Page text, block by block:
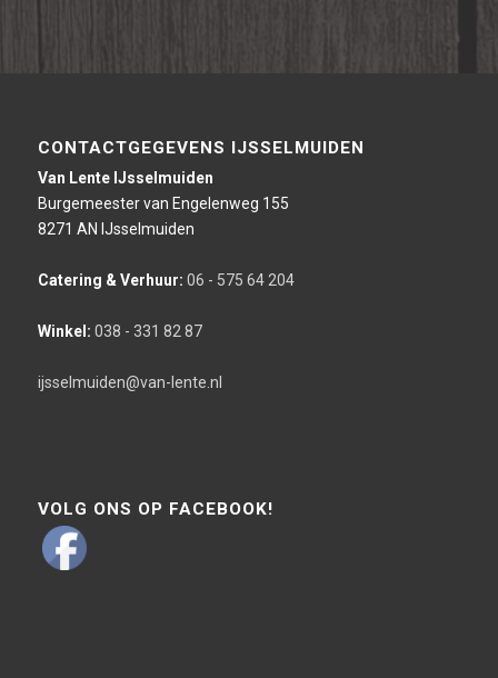
CONTACTGEGEVENS IJSSELMUIDEN
Van Lente IJsselmuiden
Burgemeester van Engelenweg 155
8271 AN IJsselmuiden
Catering & Verhuur: 06 - 575 64 204
Winkel: 038 - 331 82 87
ijsselmuiden@van-lente.nl
VOLG ONS OP FACEBOOK!